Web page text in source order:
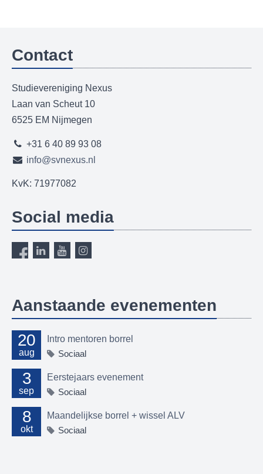
Contact
Studievereniging Nexus
Laan van Scheut 10
6525 EM Nijmegen
+31 6 40 89 93 08
info@svnexus.nl
KvK: 71977082
Social media
Aanstaande evenementen
20
aug
Intro mentoren borrel
Sociaal
3
sep
Eerstejaars evenement
Sociaal
8
okt
Maandelijkse borrel + wissel ALV
Sociaal